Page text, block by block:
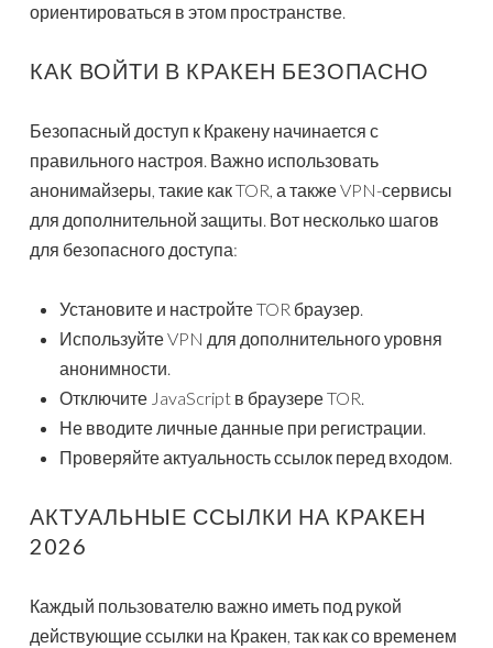
ориентироваться в этом пространстве.
КАК ВОЙТИ В КРАКЕН БЕЗОПАСНО
Безопасный доступ к Кракену начинается с
правильного настроя. Важно использовать
анонимайзеры, такие как TOR, а также VPN-сервисы
для дополнительной защиты. Вот несколько шагов
для безопасного доступа:
Установите и настройте TOR браузер.
Используйте VPN для дополнительного уровня
анонимности.
Отключите JavaScript в браузере TOR.
Не вводите личные данные при регистрации.
Проверяйте актуальность ссылок перед входом.
АКТУАЛЬНЫЕ ССЫЛКИ НА КРАКЕН
2026
Каждый пользователю важно иметь под рукой
действующие ссылки на Кракен, так как со временем